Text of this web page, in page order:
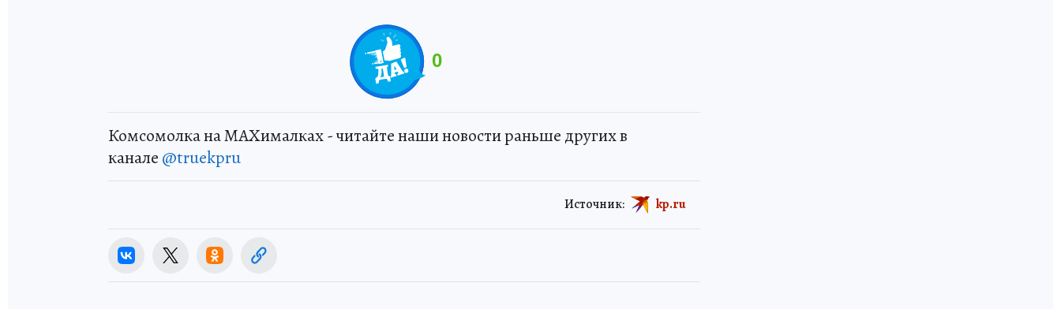
0
Комсомолка на MAXималках - читайте наши новости раньше других в
канале @truekpru
Источник: kp.ru